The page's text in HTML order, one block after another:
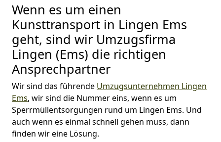
Wenn es um einen
Kunsttransport in Lingen Ems
geht, sind wir Umzugsfirma
Lingen (Ems) die richtigen
Ansprechpartner
Wir sind das führende Umzugsunternehmen Lingen
Ems, wir sind die Nummer eins, wenn es um
Sperrmüllentsorgungen rund um Lingen Ems. Und
auch wenn es einmal schnell gehen muss, dann
finden wir eine Lösung.